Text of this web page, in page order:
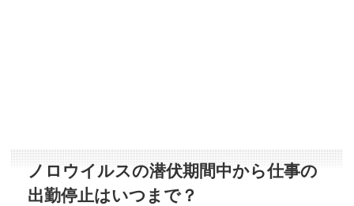
ノロウイルスの潜伏期間中から仕事の
出勤停止はいつまで？